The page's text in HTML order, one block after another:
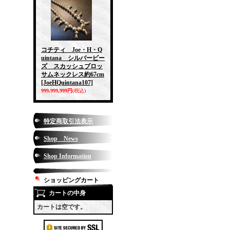
コチティ Joe・H・Q
uintana シルバービー
ズ スカッシュブロッ
サムネックレス約67cm
[JoeHQuintana107]
999,999,999円(税込)
特定商取引法表示
Shop News
Shop Information
ショッピングカート
カートの中身
カートは空です。